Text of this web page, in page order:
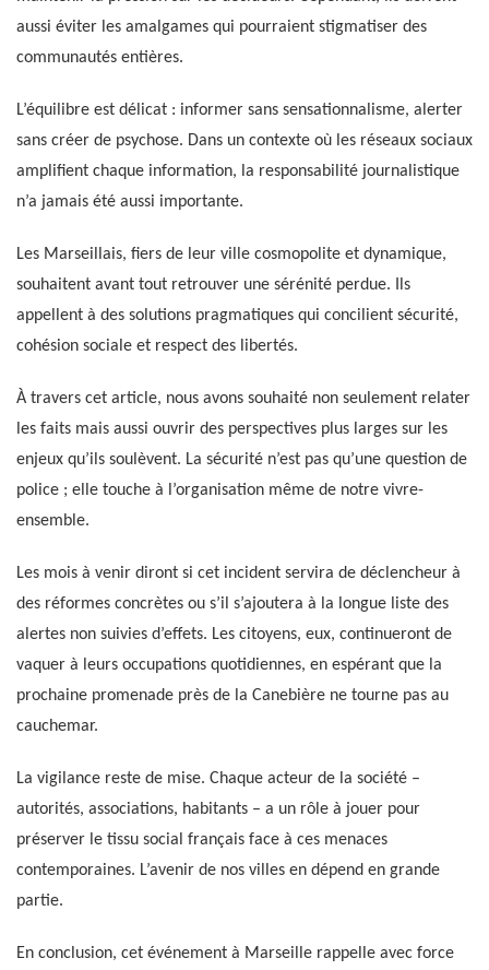
aussi éviter les amalgames qui pourraient stigmatiser des
communautés entières.
L’équilibre est délicat : informer sans sensationnalisme, alerter
sans créer de psychose. Dans un contexte où les réseaux sociaux
amplifient chaque information, la responsabilité journalistique
n’a jamais été aussi importante.
Les Marseillais, fiers de leur ville cosmopolite et dynamique,
souhaitent avant tout retrouver une sérénité perdue. Ils
appellent à des solutions pragmatiques qui concilient sécurité,
cohésion sociale et respect des libertés.
À travers cet article, nous avons souhaité non seulement relater
les faits mais aussi ouvrir des perspectives plus larges sur les
enjeux qu’ils soulèvent. La sécurité n’est pas qu’une question de
police ; elle touche à l’organisation même de notre vivre-
ensemble.
Les mois à venir diront si cet incident servira de déclencheur à
des réformes concrètes ou s’il s’ajoutera à la longue liste des
alertes non suivies d’effets. Les citoyens, eux, continueront de
vaquer à leurs occupations quotidiennes, en espérant que la
prochaine promenade près de la Canebière ne tourne pas au
cauchemar.
La vigilance reste de mise. Chaque acteur de la société –
autorités, associations, habitants – a un rôle à jouer pour
préserver le tissu social français face à ces menaces
contemporaines. L’avenir de nos villes en dépend en grande
partie.
En conclusion, cet événement à Marseille rappelle avec force